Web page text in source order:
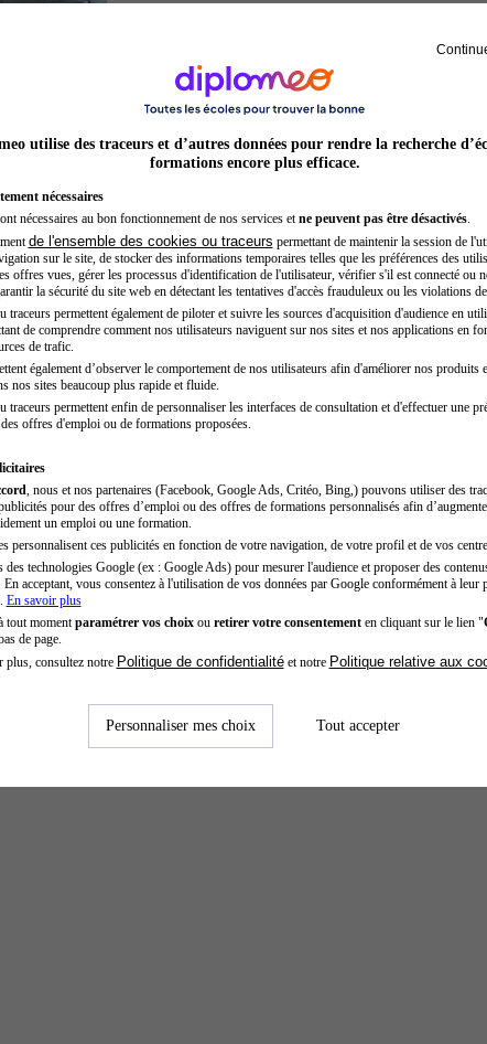
Chef de projet
utilise des traceurs et d’autres données pour rendre la recherche
formations encore plus efficace.
nécessaires
nécessaires au bon fonctionnement de nos services et ne peuvent pas être désactivés.
de l'ensemble des cookies ou traceurs permettant de maintenir la session de
sur le site, de stocker des informations temporaires telles que les préférences des
offres vues, gérer les processus d'identification de l'utilisateur, vérifier s'il est connecté ou
la sécurité du site web en détectant les tentatives d'accès frauduleux ou les violations de
traceurs permettent également de piloter et suivre les sources d'acquisition d'audience en
de comprendre comment nos utilisateurs naviguent sur nos sites et nos applications en
de trafic.
également d’observer le comportement de nos utilisateurs afin d'améliorer nos produits
nos sites beaucoup plus rapide et fluide.
traceurs permettent enfin de personnaliser les interfaces de consultation et d'effectuer une
offres d'emploi ou de formations proposées.
, nous et nos partenaires (Facebook, Google Ads, Critéo, Bing,) pouvons utiliser des
pour des offres d’emploi ou des offres de formations personnalisés afin
un emploi ou une formation.
personnalisent ces publicités en fonction de votre navigation, de votre profil et de vos
technologies Google (ex : Google Ads) pour mesurer l'audience et proposer des
En acceptant, vous consentez à l'utilisation de vos données par Google conformément à leur
En savoir plus
tout moment paramétrer vos choixou retirer votre consentementen cliquant sur le lien "
de page.
plus, consultez notre Politique de confidentialitéet notre Politique relative aux
Personnaliser mes choix Tout accepter